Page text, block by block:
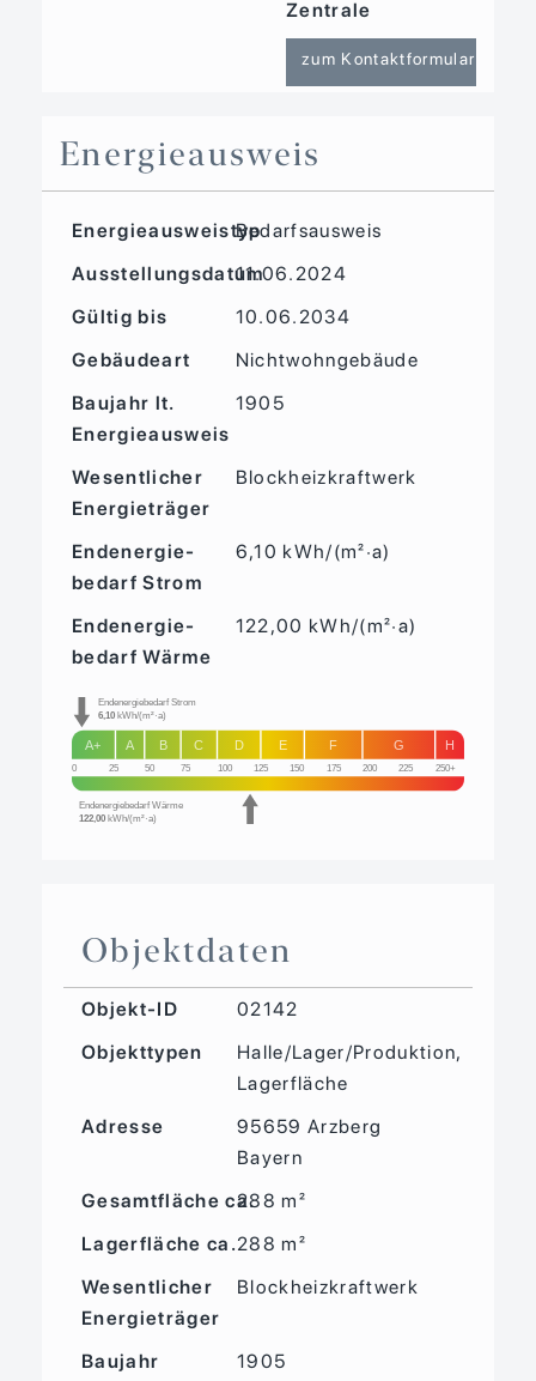
Zentrale
zum Kontaktformular
Energieausweis
EnergieausweistypBedarfs­ausweis
Ausstellungsdatum11.06.2024
Gültig bis
10.06.2034
Gebäudeart
Nichtwohngebäude
Baujahr lt.
Energieausweis
1905
Wesentlicher
Energieträger
Blockheizkraftwerk
Endenergie­
bedarf Strom
6,10 kWh/(m²·a)
Endenergie­
bedarf Wärme
122,00 kWh/(m²·a)
0 25 50 75 100 125 150 175 200 225 250+
H
G
F
E
D
C
B
A
A+
Endenergiebedarf Strom
6,10kWh/(m²·a)
Endenergiebedarf Wärme
122,00kWh/(m²·a)
Objektdaten
Objekt-ID
02142
Objekttypen
Halle/Lager/Produktion,
Lagerfläche
Adresse
95659 Arzberg
Bayern
Gesamtfläche ca.288 m²
Lagerfläche ca.288 m²
Wesentlicher
Energieträger
Blockheizkraftwerk
Baujahr
1905